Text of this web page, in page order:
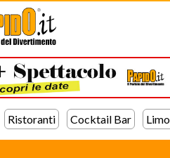
Ristoranti Cocktail Bar